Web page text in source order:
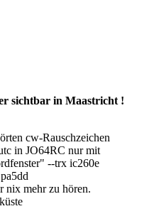
sichtbar in Maastricht !
cw-Rauschzeichen
in JO64RC nur mit
--trx ic260e
nix mehr zu hören.